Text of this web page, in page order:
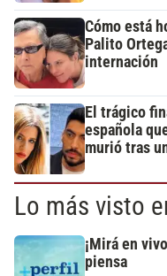
Cómo está
Palito
internación
El trágico
española
murió tras
Lo más visto
¡Mirá en
piensa